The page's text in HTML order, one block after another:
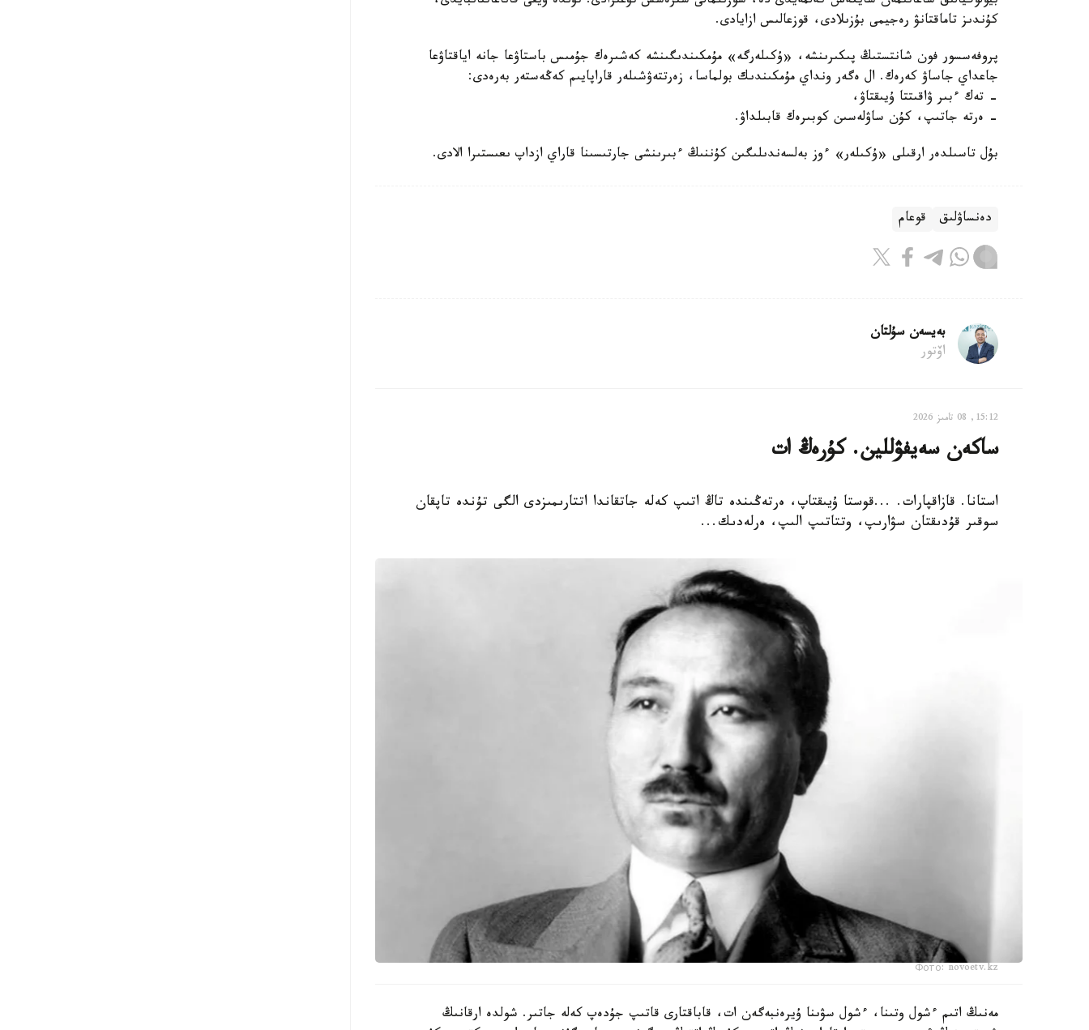
كۇندىز تاماقتانۋ رەجيمى بۇزىلادى، قوزعالىس ازايادى.
پروفەسسور فون شانتستىڭ پىكىرىنشە، «ۇكىلەرگە» مۇمكىندىگىنشە كەشىرەك جۇمىس باستاۋعا جانە اياقتاۋعا
جاعداي جاساۋ كەرەك. ال ەگەر ونداي مۇمكىندىك بولماسا، زەرتتەۋشىلەر قاراپايىم كەڭەستەر بەرەدى:
- تەك ءبىر ۋاقىتتا ۇيىقتاۋ،
- ەرتە جاتىپ، كۇن ساۋلەسىن كوبىرەك قابىلداۋ.
بۇل تاسىلدەر ارقىلى «ۇكىلەر» ءوز بەلسەندىلىگىن كۇننىڭ ءبىرىنشى جارتىسىنا قاراي ازداپ ىعىستىرا الادى.
دەنساۋلىق قوعام
بەيسەن سۇلتان
اۆتور
15:12, 08 تامىز 2026
ساكەن سەيفۋللين. كۇرەڭ ات
استانا. قازاقپارات. ...قوستا ۇيىقتاپ، ەرتەڭىندە تاڭ اتىپ كەلە جاتقاندا اتتارىمىزدى الگى تۇندە تاپقان
سوقىر قۇدىقتان سۋارىپ، وتتاتىپ الىپ، ەرلەدىك...
Фото: novoetv.kz
مەنىڭ اتىم ءشول وتىنا، ءشول سۋىنا ۇيرەنبەگەن ات، قاباقتارى قاتىپ جۇدەپ كەلە جاتىر. شولدە ارقانىڭ